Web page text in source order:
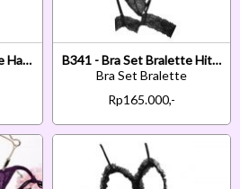
B133 - Bra Set Bralette Halter Open Cup Hitam Celana Dalam Crotchless
B341 - Bra Set Bralette Hitam Transparan Celana Dalam Garter Strap Garter Paha
Bra Set Bralette
Rp165.000,-